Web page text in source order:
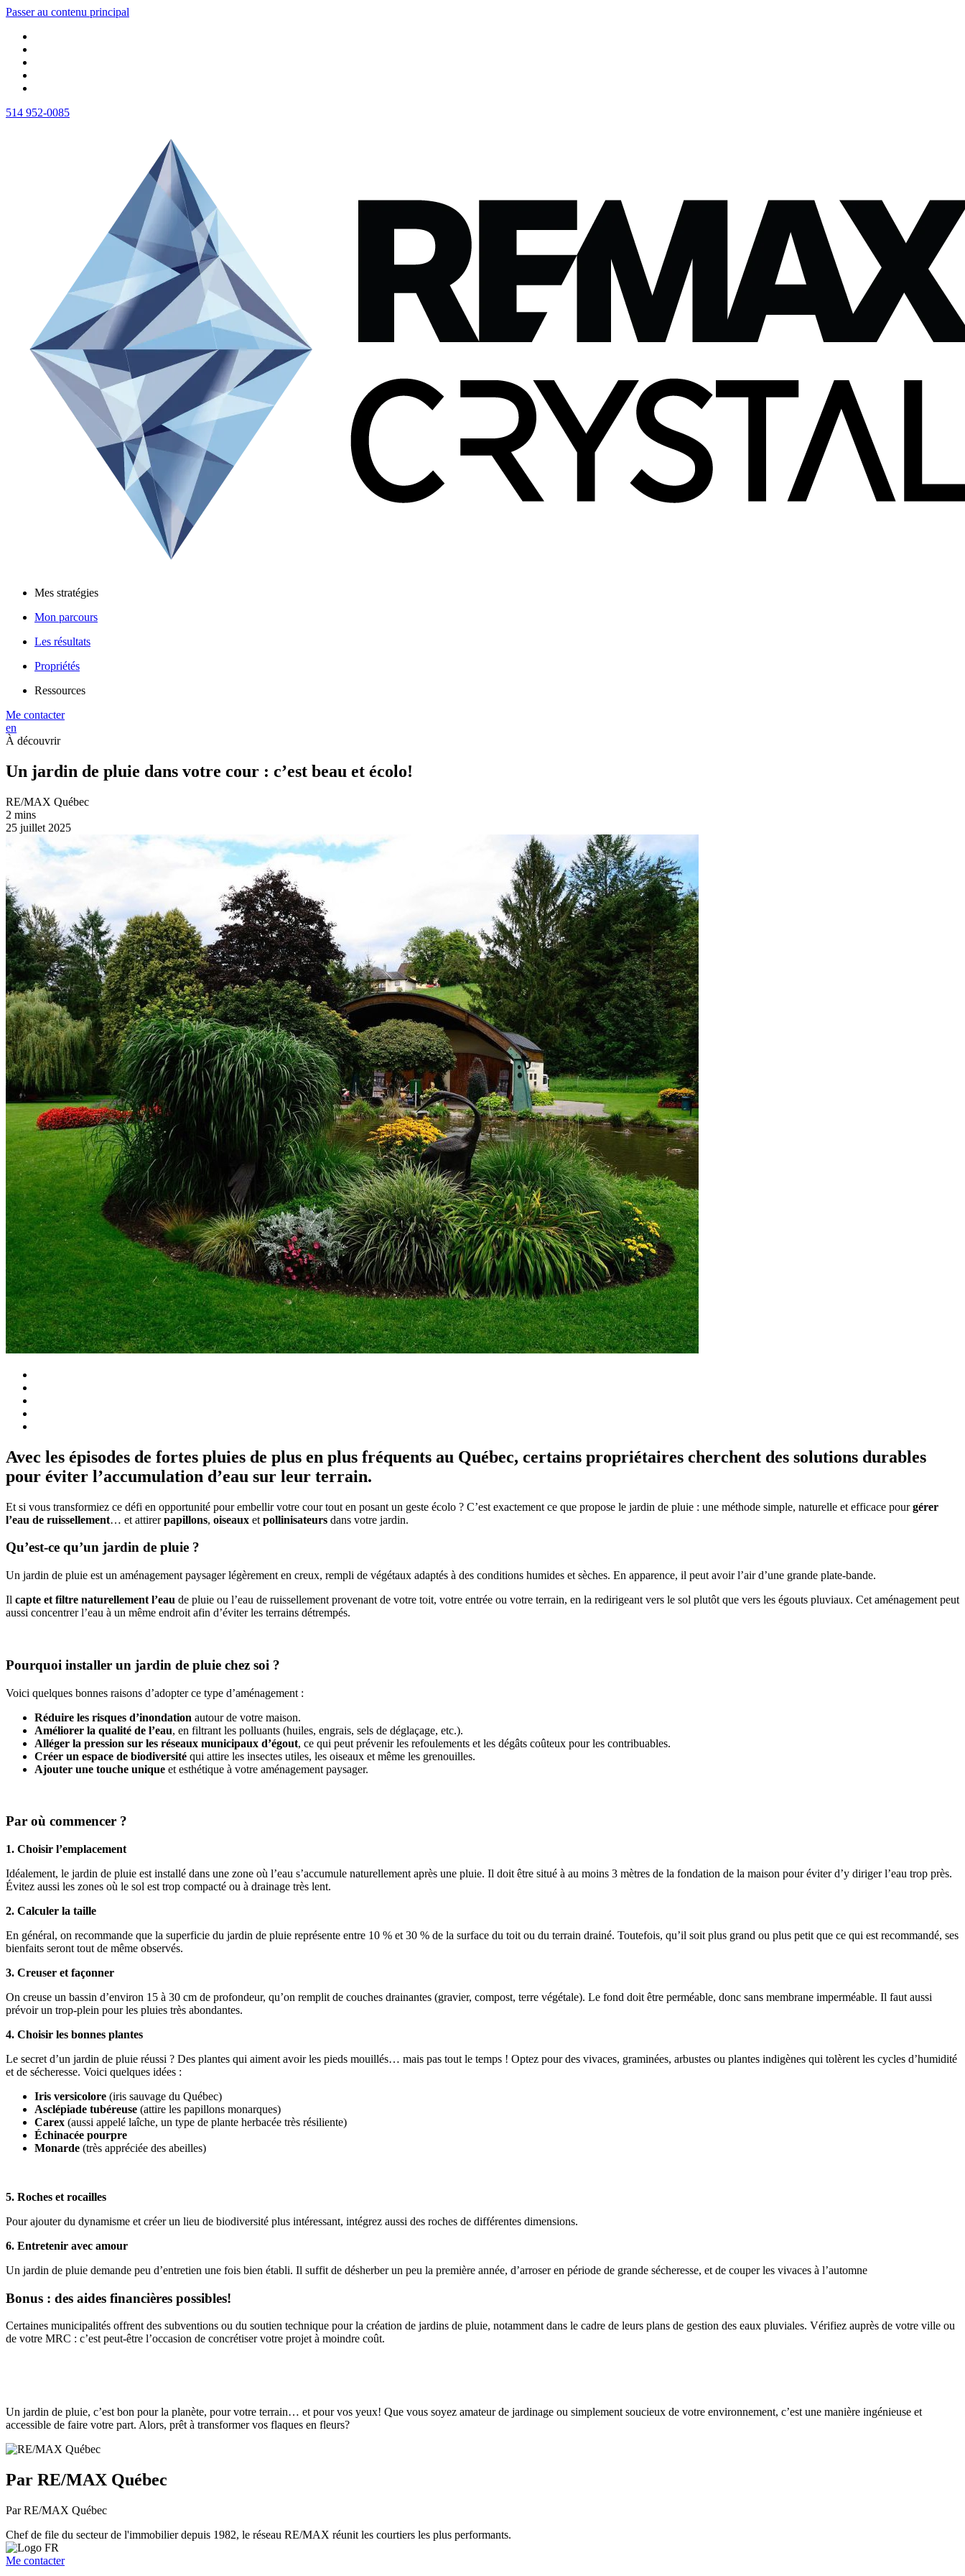
Passer au contenu principal
514 952-0085
Mes stratégies
Mon parcours
Les résultats
Propriétés
Ressources
Me contacter
en
À découvrir
Un jardin de pluie dans votre cour : c’est beau et écolo!
RE/MAX Québec
2 mins
25 juillet 2025
Avec les épisodes de fortes pluies de plus en plus fréquents au Québec, certains propriétaires cherchent des solutions durables
pour éviter l’accumulation d’eau sur leur terrain.
Et si vous transformiez ce défi en opportunité pour embellir votre cour tout en posant un geste écolo ? C’est exactement ce que propose le jardin de pluie : une méthode simple, naturelle et efficace pourgérer
l’eau de ruissellement… et attirerpapillons, oiseaux et pollinisateurs dans votre jardin.
Qu’est-ce qu’un jardin de pluie ?
Un jardin de pluie est un aménagement paysager légèrement en creux, rempli de végétaux adaptés à des conditions humides et sèches. En apparence, il peut avoir l’air d’une grande plate-bande.
Il capte et filtre naturellement l’eau de pluie ou l’eau de ruissellement provenant de votre toit, votre entrée ou votre terrain, en la redirigeant vers le sol plutôt que vers les égouts pluviaux. Cet aménagement peut
aussi concentrer l’eau à un même endroit afin d’éviter les terrains détrempés.
Pourquoi installer un jardin de pluie chez soi ?
Voici quelques bonnes raisons d’adopter ce type d’aménagement :
Réduire les risques d’inondation autour de votre maison.
Améliorer la qualité de l’eau, en filtrant les polluants (huiles, engrais, sels de déglaçage, etc.).
Alléger la pression sur les réseaux municipaux d’égout, ce qui peut prévenir les refoulements et les dégâts coûteux pour les contribuables.
Créer un espace de biodiversité qui attire les insectes utiles, les oiseaux et même les grenouilles.
Ajouter une touche unique et esthétique à votre aménagement paysager.
Par où commencer ?
1. Choisir l’emplacement
Idéalement, le jardin de pluie est installé dans une zone où l’eau s’accumule naturellement après une pluie. Il doit être situé à au moins 3 mètres de la fondation de la maison pour éviter d’y diriger l’eau trop près.
Évitez aussi les zones où le sol est trop compacté ou à drainage très lent.
2. Calculer la taille
En général, on recommande que la superficie du jardin de pluie représente entre 10 % et 30 % de la surface du toit ou du terrain drainé. Toutefois, qu’il soit plus grand ou plus petit que ce qui est recommandé, ses
bienfaits seront tout de même observés.
3. Creuser et façonner
On creuse un bassin d’environ 15 à 30 cm de profondeur, qu’on remplit de couches drainantes (gravier, compost, terre végétale). Le fond doit être perméable, donc sans membrane imperméable. Il faut aussi
prévoir un trop-plein pour les pluies très abondantes.
4. Choisir les bonnes plantes
Le secret d’un jardin de pluie réussi ? Des plantes qui aiment avoir les pieds mouillés… mais pas tout le temps ! Optez pour des vivaces, graminées, arbustes ou plantes indigènes qui tolèrent les cycles d’humidité
et de sécheresse. Voici quelques idées :
Iris versicolore (iris sauvage du Québec)
Asclépiade tubéreuse (attire les papillons monarques)
Carex (aussi appelé laîche, un type de plante herbacée très résiliente)
Échinacée pourpre
Monarde (très appréciée des abeilles)
5. Roches et rocailles
Pour ajouter du dynamisme et créer un lieu de biodiversité plus intéressant, intégrez aussi des roches de différentes dimensions.
6. Entretenir avec amour
Un jardin de pluie demande peu d’entretien une fois bien établi. Il suffit de désherber un peu la première année, d’arroser en période de grande sécheresse, et de couper les vivaces à l’automne
Bonus : des aides financières possibles!
Certaines municipalités offrent des subventions ou du soutien technique pour la création de jardins de pluie, notamment dans le cadre de leurs plans de gestion des eaux pluviales. Vérifiez auprès de votre ville ou
de votre MRC : c’est peut-être l’occasion de concrétiser votre projet à moindre coût.
Un jardin de pluie, c’est bon pour la planète, pour votre terrain… et pour vos yeux! Que vous soyez amateur de jardinage ou simplement soucieux de votre environnement, c’est une manière ingénieuse et
accessible de faire votre part. Alors, prêt à transformer vos flaques en fleurs?
Par RE/MAX Québec
Par RE/MAX Québec
Chef de file du secteur de l'immobilier depuis 1982, le réseau RE/MAX réunit les courtiers les plus performants.
Me contacter